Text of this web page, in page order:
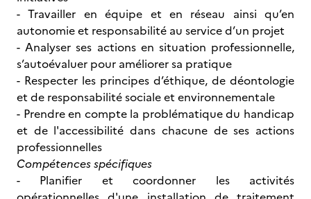
- Travailler en équipe et en réseau ainsi qu’en
autonomie et responsabilité au service d’un projet
- Analyser ses actions en situation professionnelle,
s’autoévaluer pour améliorer sa pratique
- Respecter les principes d’éthique, de déontologie
et de responsabilité sociale et environnementale
- Prendre en compte la problématique du handicap
et de l'accessibilité dans chacune de ses actions
professionnelles
Compétences spécifiques
- Planifier et coordonner les activités